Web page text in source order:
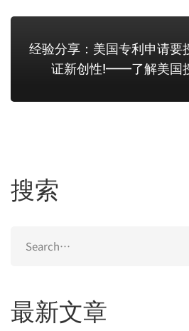
经验分享：美国专利申请要
证新创性!——了解美国
搜索
for:
最新文章